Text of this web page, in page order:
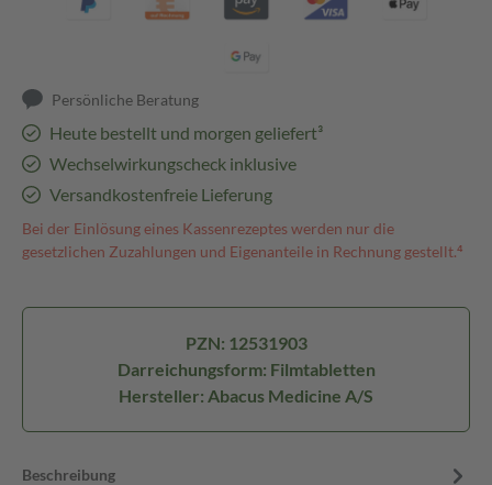
Persönliche Beratung
Heute bestellt und morgen geliefert³
Wechselwirkungscheck inklusive
Versandkostenfreie Lieferung
Bei der Einlösung eines Kassenrezeptes werden nur die
gesetzlichen Zuzahlungen und Eigenanteile in Rechnung gestellt.⁴
PZN: 12531903
Darreichungsform: Filmtabletten
Hersteller: Abacus Medicine A/S
Beschreibung